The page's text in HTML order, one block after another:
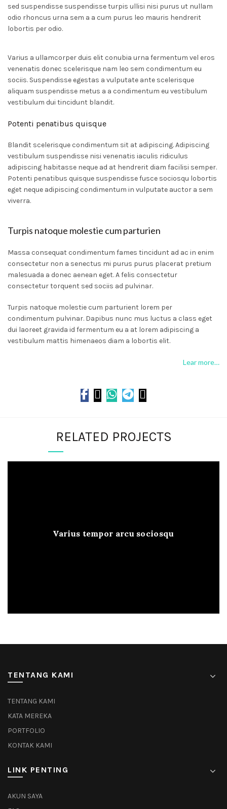
sed suspendisse suspendisse turpis ullisi nisi purus ut nullam
odio rhoncus urna sem a a cum purus leo mauris hendrerit
lobortis per odio.
Varius a ullamcorper duis elit conubia urna fermentum vel eros
venenatis donec scelerisque nam leo sem condimentum eu
sociis. Suspendisse egestas a vulputate ante scelerisque
aliquam suspendisse metus a a condimentum eu vestibulum
vestibulum dui tincidunt blandit.
Potenti penatibus quisque
Blandit scelerisque condimentum sit at adipiscing. Adipiscing
vestibulum suspendisse nisi venenatis iaculis ridiculus
adipiscing habitasse neque ad at hendrerit diam facilisi semper.
Potenti penatibus quisque suspendisse fusce sociosqu lobortis
eget neque adipiscing condimentum in vulputate auctor a sem
viverra.
Turpis natoque molestie cum parturien
Massa consequat condimentum fames tincidunt ad ac in enim
consectetur non a senectus mi purus purus placerat pretium
malesuada a donec aenean eget. A felis consectetur
consectetur torquent sed sociis ad pulvinar.
Turpis natoque molestie cum parturient lorem per
condimentum pulvinar. Dapibus nunc mus luctus a class eget
dui laoreet gravida id fermentum eu a at lorem adipiscing a
vestibulum mattis himenaeos diam a lobortis elit.
Lear more…
RELATED PROJECTS
Varius tempor arcu sociosqu
TENTANG KAMI
TENTANG KAMI
KATA MEREKA
PORTFOLIO
KONTAK KAMI
LINK PENTING
AKUN SAYA